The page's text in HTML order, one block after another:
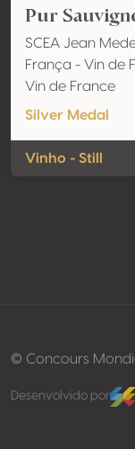
Pur
SCEA Jean
França - Vin de
Vin de France
Silver Medal
Vinho - Still
© Concours
Desenvolvido por